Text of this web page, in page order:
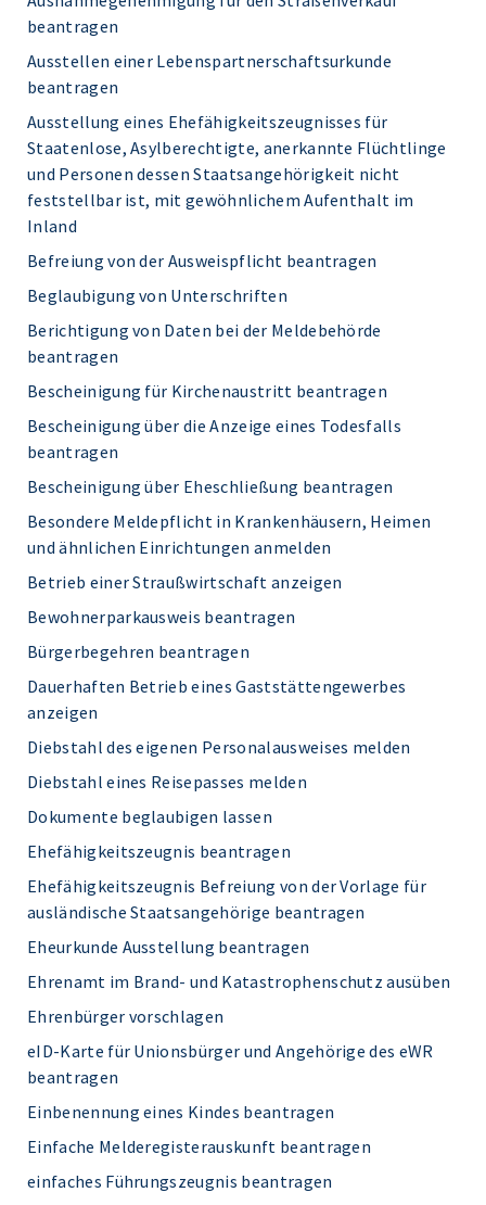
beantragen
Ausstellen einer Lebenspartnerschaftsurkunde
beantragen
Ausstellung eines Ehefähigkeitszeugnisses für
Staatenlose, Asylberechtigte, anerkannte Flüchtlinge
und Personen dessen Staatsangehörigkeit nicht
feststellbar ist, mit gewöhnlichem Aufenthalt im
Inland
Befreiung von der Ausweispflicht beantragen
Beglaubigung von Unterschriften
Berichtigung von Daten bei der Meldebehörde
beantragen
Bescheinigung für Kirchenaustritt beantragen
Bescheinigung über die Anzeige eines Todesfalls
beantragen
Bescheinigung über Eheschließung beantragen
Besondere Meldepflicht in Krankenhäusern, Heimen
und ähnlichen Einrichtungen anmelden
Betrieb einer Straußwirtschaft anzeigen
Bewohnerparkausweis beantragen
Bürgerbegehren beantragen
Dauerhaften Betrieb eines Gaststättengewerbes
anzeigen
Diebstahl des eigenen Personalausweises melden
Diebstahl eines Reisepasses melden
Dokumente beglaubigen lassen
Ehefähigkeitszeugnis beantragen
Ehefähigkeitszeugnis Befreiung von der Vorlage für
ausländische Staatsangehörige beantragen
Eheurkunde Ausstellung beantragen
Ehrenamt im Brand- und Katastrophenschutz ausüben
Ehrenbürger vorschlagen
eID-Karte für Unionsbürger und Angehörige des eWR
beantragen
Einbenennung eines Kindes beantragen
Einfache Melderegisterauskunft beantragen
einfaches Führungszeugnis beantragen